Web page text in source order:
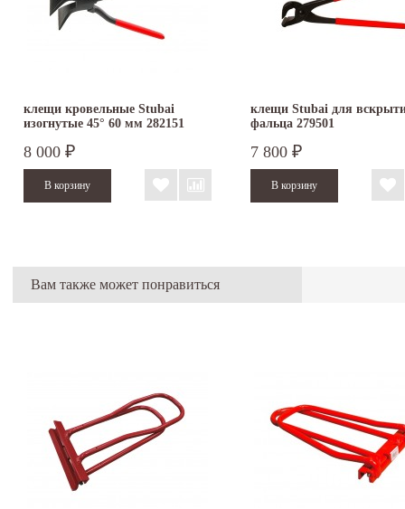
клещи кровельные Stubai
изогнутые 45° 60 мм 282151
8 000 ₽
клещи Stubai для
фальца 279501
7 800 ₽
Вам также может понравиться